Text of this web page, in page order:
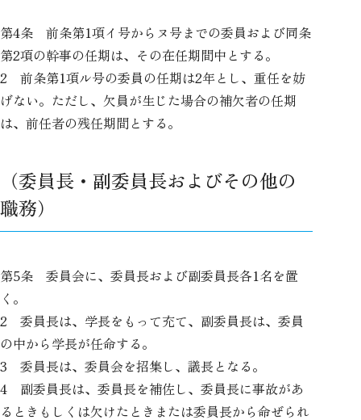
第4条 前条第1項イ号からヌ号までの委員および同条
第2項の幹事の任期は、その在任期間中とする。
2 前条第1項ル号の委員の任期は2年とし、重任を妨
げない。ただし、欠員が生じた場合の補欠者の任期
は、前任者の残任期間とする。
（委員長・副委員長およびその他の
職務）
第5条 委員会に、委員長および副委員長各1名を置
く。
2 委員長は、学長をもって充て、副委員長は、委員
の中から学長が任命する。
3 委員長は、委員会を招集し、議長となる。
4 副委員長は、委員長を補佐し、委員長に事故があ
るときもしくは欠けたときまたは委員長から命ぜられ